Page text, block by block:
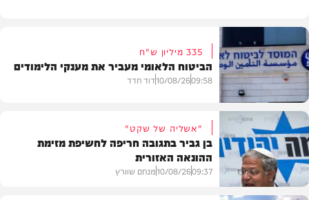
חדשות
335 מיליון ש"ח
הביטוח הלאומי מעביר את מענקי הלימודים
09:58
10/08/26דוד חדד
"אשליה של שקט"
בן גביר בתגובה חריפה לחשיפת מזימת
ההונאה האזורית
09:37
10/08/26מנחם שוורץ